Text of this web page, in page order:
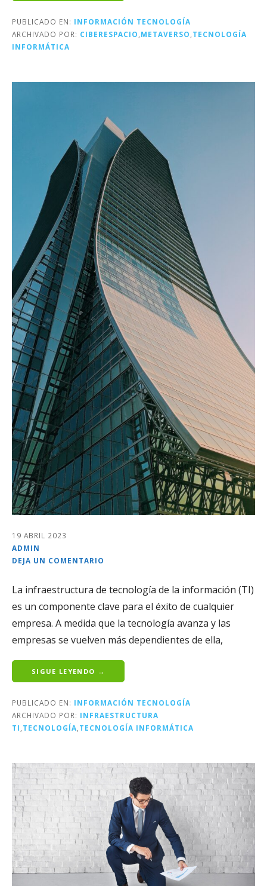
PUBLICADO EN: INFORMACIÓN TECNOLOGÍA
ARCHIVADO POR: CIBERESPACIO METAVERSO TECNOLOGÍA
INFORMÁTICA
19 ABRIL 2023
ADMIN
DEJA UN COMENTARIO
La infraestructura de tecnología de la información (TI)
es un componente clave para el éxito de cualquier
empresa. A medida que la tecnología avanza y las
empresas se vuelven más dependientes de ella,
SIGUE LEYENDO →
PUBLICADO EN: INFORMACIÓN TECNOLOGÍA
ARCHIVADO POR: INFRAESTRUCTURA
TI TECNOLOGÍA TECNOLOGÍA INFORMÁTICA